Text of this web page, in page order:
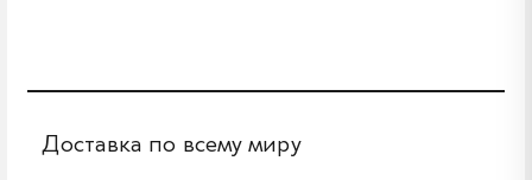
Доставка по всему миру